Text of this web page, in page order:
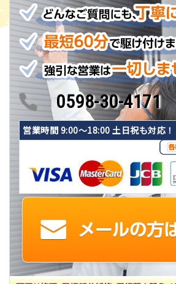
0598-30-4171
営業時間 9:00〜18:00 土日祝も対応！